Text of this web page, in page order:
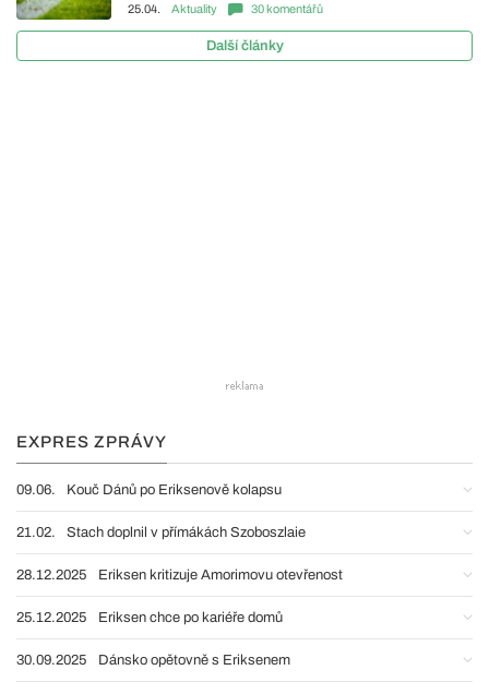
25.04. Aktuality 30 komentářů
Další články
EXPRES ZPRÁVY
09.06. Kouč Dánů po Eriksenově kolapsu
21.02. Stach doplnil v přímákách Szoboszlaie
28.12.2025 Eriksen kritizuje Amorimovu otevřenost
25.12.2025 Eriksen chce po kariéře domů
30.09.2025 Dánsko opětovně s Eriksenem